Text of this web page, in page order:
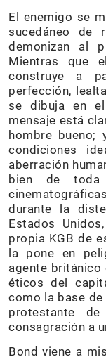
El enemigo se
sucedáneo de
demonizan al
Mientras que
construye a
perfección,
se dibuja en
mensaje está
hombre bueno;
condiciones
aberración
bien de toda
durante la
Estados
propia KGB de
la pone en
agente
éticos del
como la base
protestante
consagración a
Bond viene a